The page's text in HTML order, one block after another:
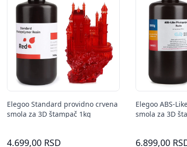
Elegoo Standard providno crvena
smola za 3D štampač 1kg
4.699,00 RSD
Elegoo ABS-
smola za 3D
6.899,00